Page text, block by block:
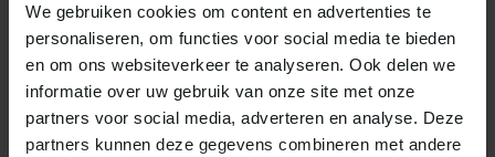
We gebruiken cookies om content en advertenties te
personaliseren, om functies voor social media te bieden
en om ons websiteverkeer te analyseren. Ook delen we
informatie over uw gebruik van onze site met onze
partners voor social media, adverteren en analyse. Deze
partners kunnen deze gegevens combineren met andere